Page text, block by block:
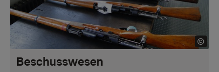
Beschusswesen